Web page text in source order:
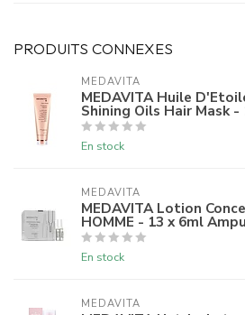
PRODUITS CONNEXES
MEDAVITA
MEDAVITA Huile
Shining Oils Hair Mask -
En stock
MEDAVITA
MEDAVITA Lotion
HOMME - 13 x 6ml
En stock
MEDAVITA